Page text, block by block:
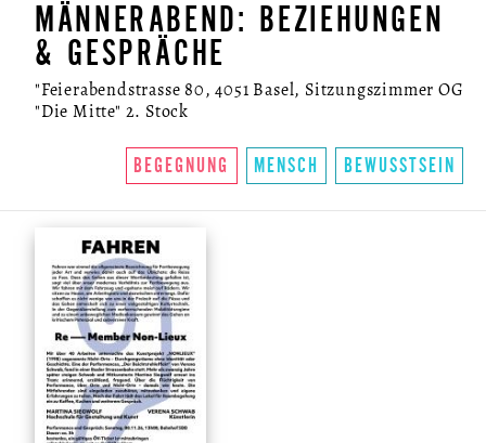
MÄNNERABEND: BEZIEHUNGEN
& GESPRÄCHE
"Feierabendstrasse 80, 4051 Basel, Sitzungszimmer OG
"Die Mitte" 2. Stock
BEGEGNUNG MENSCH BEWUSSTSEIN